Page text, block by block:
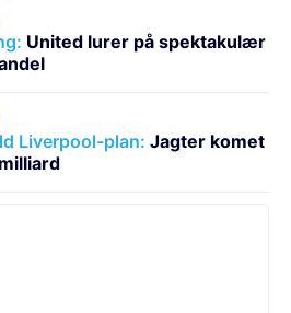
United lurer på spektakulær
Liverpool-plan: Jagter komet